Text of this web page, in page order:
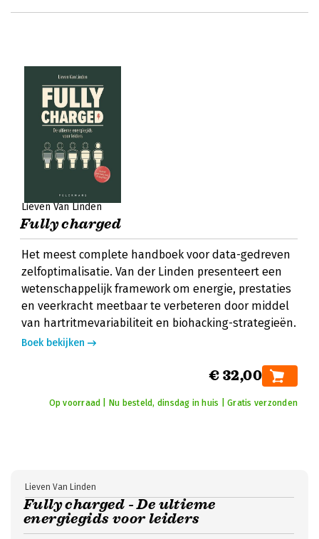
Lieven Van Linden
Fully charged
Het meest complete handboek voor data-gedreven
zelfoptimalisatie. Van der Linden presenteert een
wetenschappelijk framework om energie, prestaties
en veerkracht meetbaar te verbeteren door middel
van hartritmevariabiliteit en biohacking-strategieën.
Boek bekijken
€ 32,00
Op voorraad | Nu besteld, dinsdag in huis | Gratis verzonden
Fully charged - De ultieme
energiegids voor leiders
Lieven Van Linden